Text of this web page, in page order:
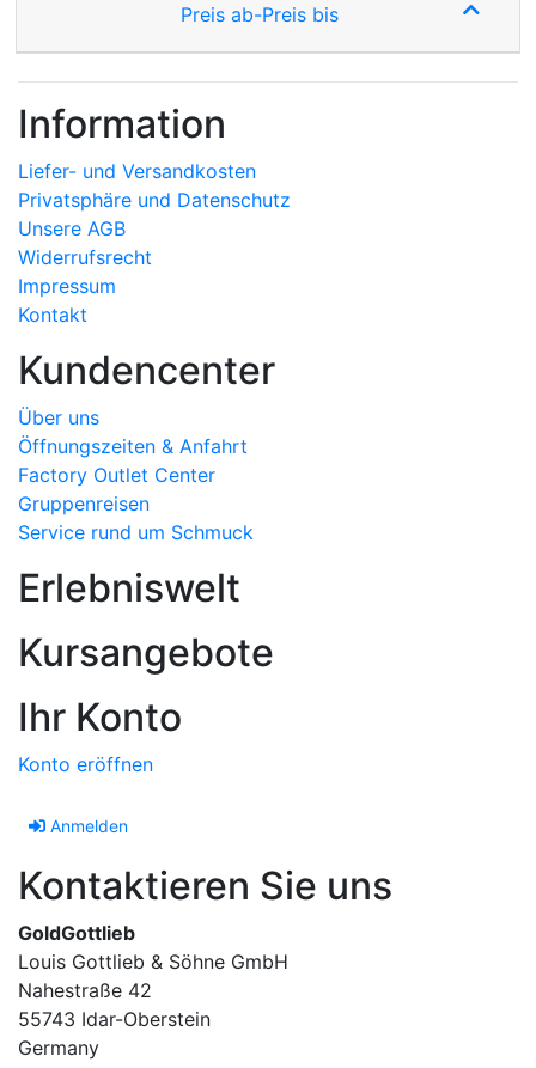
Preis ab-Preis bis
Information
Liefer- und Versandkosten
Privatsphäre und Datenschutz
Unsere AGB
Widerrufsrecht
Impressum
Kontakt
Kundencenter
Über uns
Öffnungszeiten & Anfahrt
Factory Outlet Center
Gruppenreisen
Service rund um Schmuck
Erlebniswelt
Kursangebote
Ihr Konto
Konto eröffnen
Anmelden
Kontaktieren Sie uns
GoldGottlieb
Louis Gottlieb & Söhne GmbH
Nahestraße 42
55743 Idar-Oberstein
Germany